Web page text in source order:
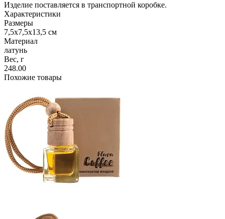
Изделие поставляется в транспортной коробке.
Характеристики
Размеры
7,5х7,5х13,5 см
Материал
латунь
Вес, г
248.00
Похожие товары